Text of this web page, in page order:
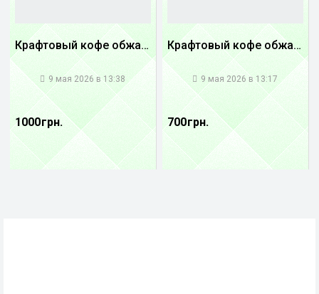
Крафтовый кофе обжареный Танзания
9 мая 2026 в 13:38
1000 грн.
Крафтовый кофе обжареный купаж арабики 3...
9 мая 2026 в 13:17
700 грн.